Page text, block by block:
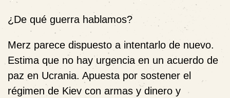
¿De qué guerra hablamos?
Merz parece dispuesto a intentarlo de nuevo.
Estima que no hay urgencia en un acuerdo de
paz en Ucrania. Apuesta por sostener el
régimen de Kiev con armas y dinero y